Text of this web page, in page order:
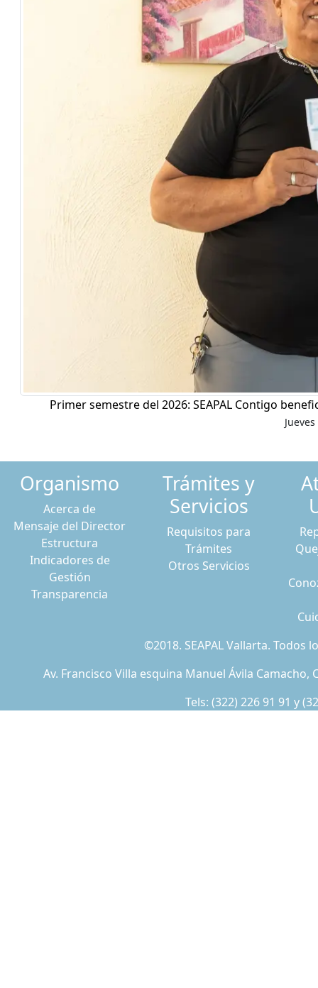
Primer semestre del 2026: SEAPAL Contigo
Organismo
Acerca de
Mensaje del Director
Estructura
Indicadores de
Gestión
Transparencia
Trámites y
Servicios
Requisitos para
Trámites
Otros Servicios
©2018. SEAPAL Vallarta. Todos
Av. Francisco Villa esquina Manuel Ávila Camacho,
Tels: (322) 226 91 91 y